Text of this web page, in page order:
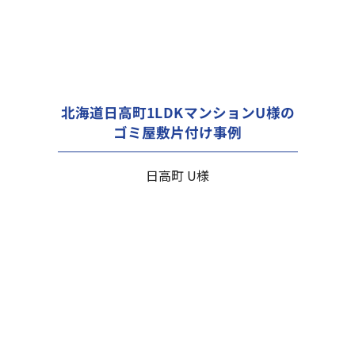
北海道日高町1LDKマンションU様の
ゴミ屋敷片付け事例
日高町 U様